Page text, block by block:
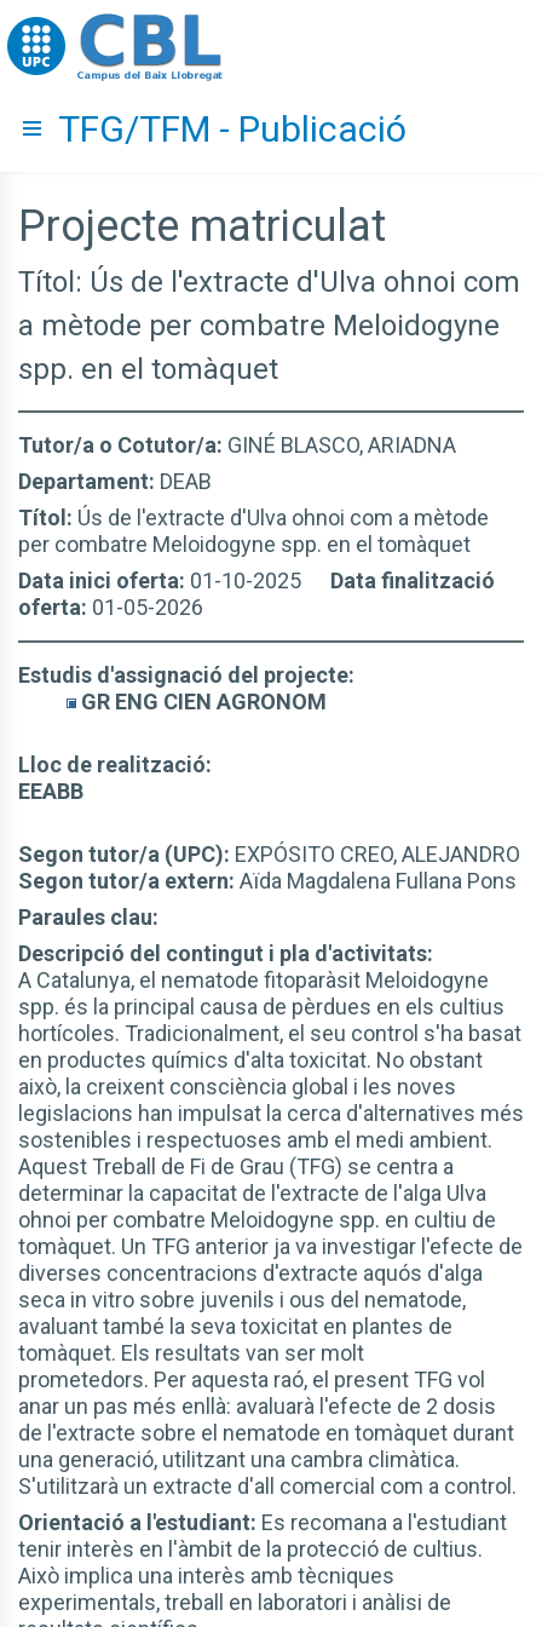
Go to upc.edu
Hide menu
TFG/TFM - Publicació
Projecte matriculat
Títol: Ús de l'extracte d'Ulva ohnoi com
a mètode per combatre Meloidogyne
spp. en el tomàquet
Tutor/a o Cotutor/a: GINÉ BLASCO, ARIADNA
Departament: DEAB
Títol: Ús de l'extracte d'Ulva ohnoi com a mètode
per combatre Meloidogyne spp. en el tomàquet
Data inici oferta: 01-10-2025 Data finalització
oferta: 01-05-2026
Estudis d'assignació del projecte:
GR ENG CIEN AGRONOM
Lloc de realització:
EEABB
Segon tutor/a (UPC): EXPÓSITO CREO, ALEJANDRO
Segon tutor/a extern: Aïda Magdalena Fullana Pons
Paraules clau:
Descripció del contingut i pla d'activitats:
A Catalunya, el nematode fitoparàsit Meloidogyne
spp. és la principal causa de pèrdues en els cultius
hortícoles. Tradicionalment, el seu control s'ha basat
en productes químics d'alta toxicitat. No obstant
això, la creixent consciència global i les noves
legislacions han impulsat la cerca d'alternatives més
sostenibles i respectuoses amb el medi ambient.
Aquest Treball de Fi de Grau (TFG) se centra a
determinar la capacitat de l'extracte de l'alga Ulva
ohnoi per combatre Meloidogyne spp. en cultiu de
tomàquet. Un TFG anterior ja va investigar l'efecte de
diverses concentracions d'extracte aquós d'alga
seca in vitro sobre juvenils i ous del nematode,
avaluant també la seva toxicitat en plantes de
tomàquet. Els resultats van ser molt
prometedors. Per aquesta raó, el present TFG vol
anar un pas més enllà: avaluarà l'efecte de 2 dosis
de l'extracte sobre el nematode en tomàquet durant
una generació, utilitzant una cambra climàtica.
S'utilitzarà un extracte d'all comercial com a control.
Orientació a l'estudiant: Es recomana a l'estudiant
tenir interès en l'àmbit de la protecció de cultius.
Això implica una interès amb tècniques
experimentals, treball en laboratori i anàlisi de